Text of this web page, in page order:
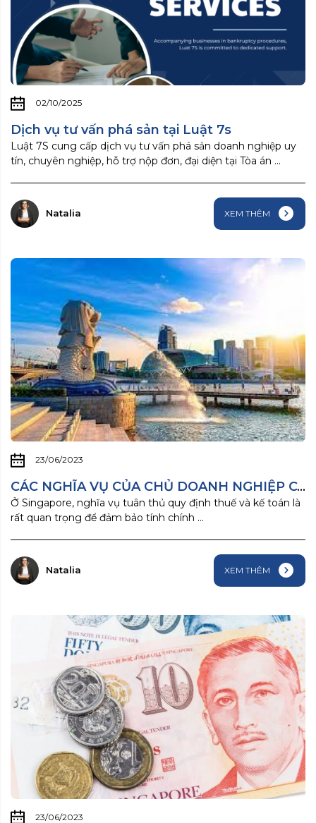
02/10/2025
Dịch vụ tư vấn phá sản tại Luật 7s
Luật 7S cung cấp dịch vụ tư vấn phá sản doanh nghiệp uy
tín, chuyên nghiệp, hỗ trợ nộp đơn, đại diện tại Tòa án ...
Natalia XEM THÊM
23/06/2023
CÁC NGHĨA VỤ CỦA CHỦ DOANH NGHIỆP CÔNG TY ...
Ở Singapore, nghĩa vụ tuân thủ quy định thuế và kế toán là
rất quan trọng để đảm bảo tính chính ...
Natalia XEM THÊM
23/06/2023